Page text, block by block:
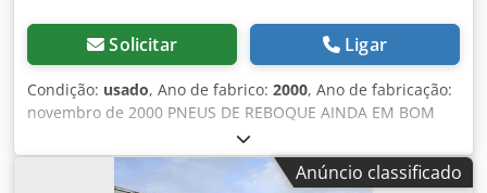
Solicitar Ligar
Condição: usado, Ano de fabrico: 2000, Ano de fabricação:
novembro de 2000 PNEUS DE REBOQUE AINDA EM BOM
ESTADO 9 R 22.5 Dkedpexwc Snjfx Ag Rsr
Anúncio classificado